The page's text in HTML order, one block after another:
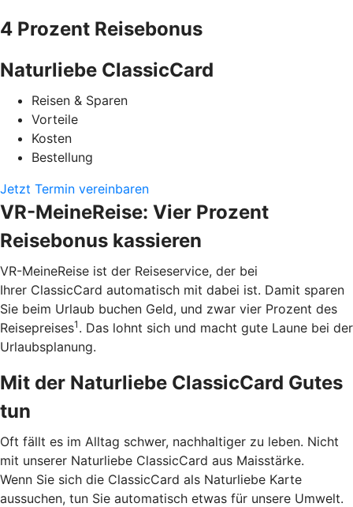
4 Prozent Reisebonus
Naturliebe ClassicCard
Reisen & Sparen
Vorteile
Kosten
Bestellung
Jetzt Termin vereinbaren
VR-MeineReise: Vier Prozent
Reisebonus kassieren
VR-MeineReise ist der Reiseservice, der bei
Ihrer ClassicCard automatisch mit dabei ist. Damit sparen
Sie beim Urlaub buchen Geld, und zwar vier Prozent des
Reisepreises1 . Das lohnt sich und macht gute Laune bei der
Urlaubsplanung.
Mit der Naturliebe ClassicCard Gutes
tun
Oft fällt es im Alltag schwer, nachhaltiger zu leben. Nicht
mit unserer Naturliebe ClassicCard aus Maisstärke.
Wenn Sie sich die ClassicCard als Naturliebe Karte
aussuchen, tun Sie automatisch etwas für unsere Umwelt.